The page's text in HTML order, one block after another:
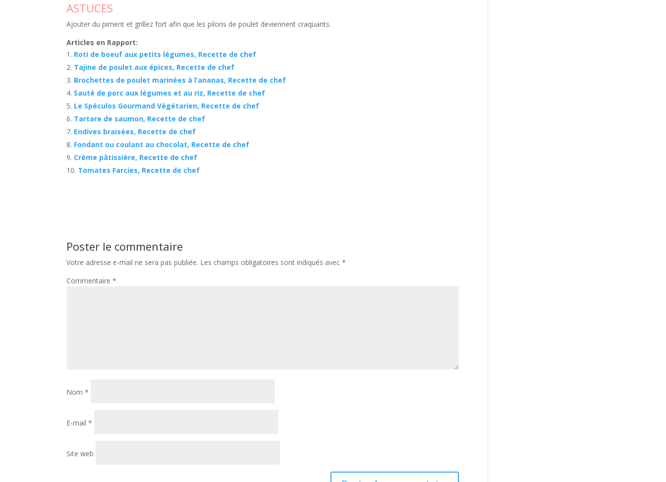
ASTUCES
Ajouter du piment et grillez fort afin que les pilons de poulet deviennent craquants.
Articles en Rapport:
Roti de boeuf aux petits légumes, Recette de chef
Tajine de poulet aux épices, Recette de chef
Brochettes de poulet marinées à l’ananas, Recette de chef
Sauté de porc aux légumes et au riz, Recette de chef
Le Spéculos Gourmand Végétarien, Recette de chef
Tartare de saumon, Recette de chef
Endives braisées, Recette de chef
Fondant ou coulant au chocolat, Recette de chef
Crème pâtissière, Recette de chef
Tomates Farcies, Recette de chef
Poster le commentaire
Votre adresse e-mail ne sera pas publiée. Les champs obligatoires sont indiqués avec*
Commentaire*
Nom*
E-mail*
Site web